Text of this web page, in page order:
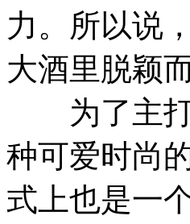
力。所以说
大酒里脱颖
为了主打
种可爱时尚
式上也是一